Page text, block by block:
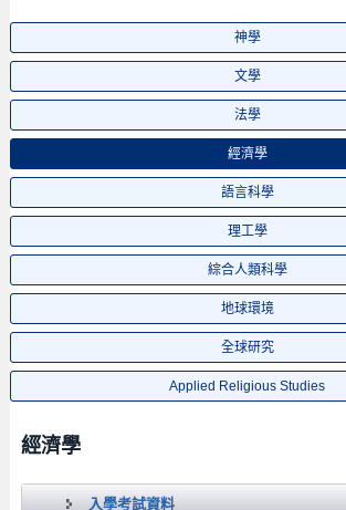
神學
文學
法學
經濟學
語言科學
理工學
綜合人類科學
地球環境
全球研究
Applied Religious Studies
經濟學
入學考試資料